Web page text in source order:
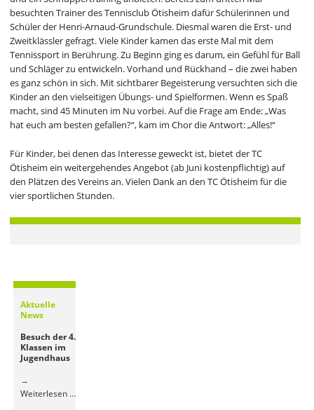
besuchten Trainer des Tennisclub Ötisheim dafür Schülerinnen und
Schüler der Henri-Arnaud-Grundschule. Diesmal waren die Erst- und
Zweitklässler gefragt. Viele Kinder kamen das erste Mal mit dem
Tennissport in Berührung. Zu Beginn ging es darum, ein Gefühl für Ball
und Schläger zu entwickeln. Vorhand und Rückhand – die zwei haben
es ganz schön in sich. Mit sichtbarer Begeisterung versuchten sich die
Kinder an den vielseitigen Übungs- und Spielformen. Wenn es Spaß
macht, sind 45 Minuten im Nu vorbei. Auf die Frage am Ende: „Was
hat euch am besten gefallen?“, kam im Chor die Antwort: „Alles!“
Für Kinder, bei denen das Interesse geweckt ist, bietet der TC
Ötisheim ein weitergehendes Angebot (ab Juni kostenpflichtig) auf
den Plätzen des Vereins an. Vielen Dank an den TC Ötisheim für die
vier sportlichen Stunden.
Aktuelle
News
Besuch der 4.
Klassen im
Jugendhaus
Weiterlesen …Besuch